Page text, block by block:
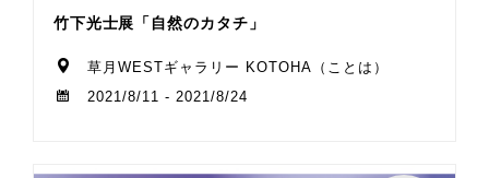
竹下光士展「自然のカタチ」
草月WESTギャラリー KOTOHA（ことは）
2021/8/11 - 2021/8/24